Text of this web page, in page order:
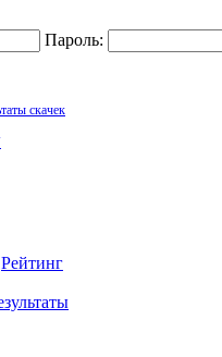
Пароль:
скачек
Рейтинг